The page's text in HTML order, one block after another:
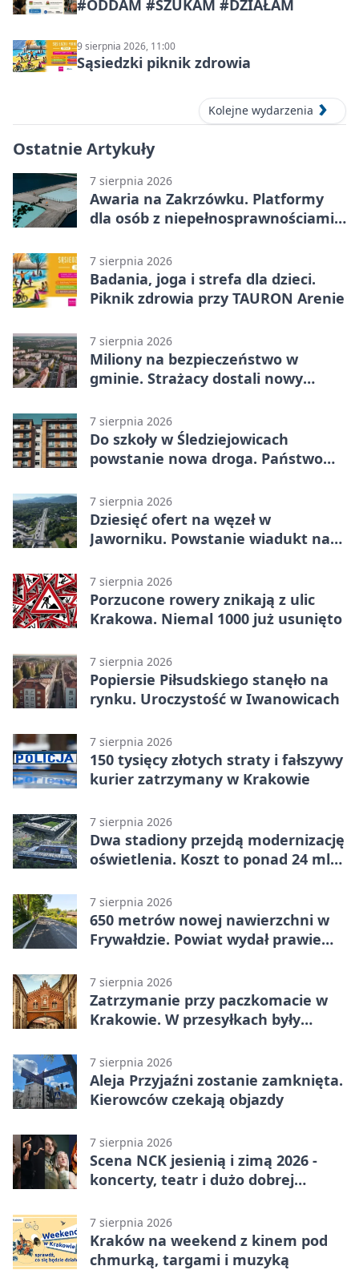
#ODDAM #SZUKAM #DZIAŁAM
9 sierpnia 2026, 11:00
Sąsiedzki piknik zdrowia
Kolejne wydarzenia
Ostatnie Artykuły
7 sierpnia 2026
Awaria na Zakrzówku. Platformy
dla osób z niepełnosprawnościami
7 sierpnia 2026
Badania, joga i strefa dla dzieci.
Piknik zdrowia przy TAURON Arenie
7 sierpnia 2026
Miliony na bezpieczeństwo w
gminie. Strażacy dostali nowy
7 sierpnia 2026
Do szkoły w Śledziejowicach
powstanie nowa droga. Państwo
7 sierpnia 2026
Dziesięć ofert na węzeł w
Jaworniku. Powstanie wiadukt nad
7 sierpnia 2026
Porzucone rowery znikają z ulic
Krakowa. Niemal 1000 już usunięto
7 sierpnia 2026
Popiersie Piłsudskiego stanęło na
rynku. Uroczystość w Iwanowicach
7 sierpnia 2026
150 tysięcy złotych straty i fałszywy
kurier zatrzymany w Krakowie
7 sierpnia 2026
Dwa stadiony przejdą modernizację
oświetlenia. Koszt to ponad 24 mln
7 sierpnia 2026
650 metrów nowej nawierzchni w
Frywałdzie. Powiat wydał prawie
7 sierpnia 2026
Zatrzymanie przy paczkomacie w
Krakowie. W przesyłkach były
7 sierpnia 2026
Aleja Przyjaźni zostanie zamknięta.
Kierowców czekają objazdy
7 sierpnia 2026
Scena NCK jesienią i zimą 2026 -
koncerty, teatr i dużo dobrej
7 sierpnia 2026
Kraków na weekend z kinem pod
chmurką, targami i muzyką